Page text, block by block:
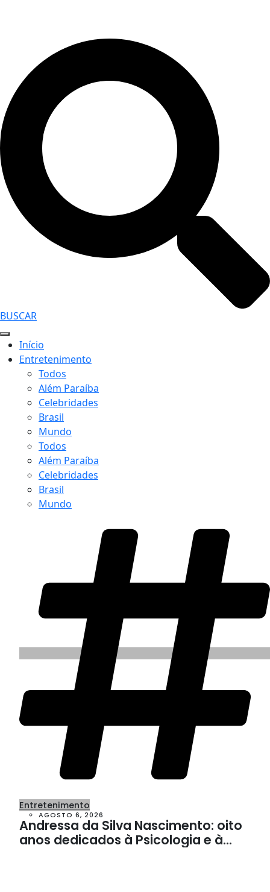
BUSCAR
Início
Entretenimento
Todos
Além Paraíba
Celebridades
Brasil
Mundo
Todos
Além Paraíba
Celebridades
Brasil
Mundo
Entretenimento
AGOSTO 6, 2026
Andressa da Silva Nascimento: oito
anos dedicados à Psicologia e à